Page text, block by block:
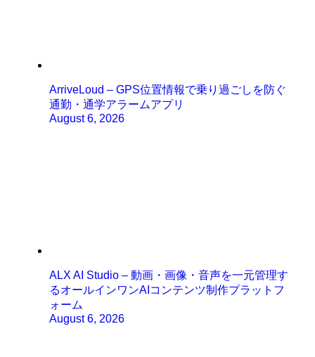
ArriveLoud – GPS位置情報で乗り過ごしを防ぐ
通勤・通学アラームアプリ
August 6, 2026
ALX AI Studio – 動画・画像・音声を一元管理す
るオールインワンAIコンテンツ制作プラットフ
ォーム
August 6, 2026